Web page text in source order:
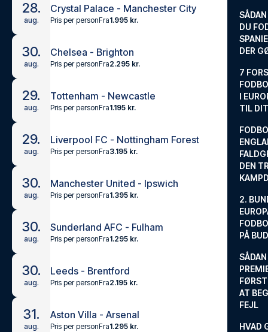
DU
DER
7
I
TIL
DEN
2.
PÅ
AT
FEJL
HVAD
28.
aug.
Crystal Palace - Manchester City
Pris per personFra1.995 kr.
30.
aug.
Chelsea - Brighton
Pris per personFra2.295 kr.
29.
aug.
Tottenham - Newcastle
Pris per personFra1.195 kr.
29.
aug.
Liverpool FC - Nottingham Forest
Pris per personFra3.195 kr.
30.
aug.
Manchester United - Ipswich
Pris per personFra1.395 kr.
30.
aug.
Sunderland AFC - Fulham
Pris per personFra1.295 kr.
30.
aug.
Leeds - Brentford
Pris per personFra2.195 kr.
31.
aug.
Aston Villa - Arsenal
Pris per personFra1.295 kr.